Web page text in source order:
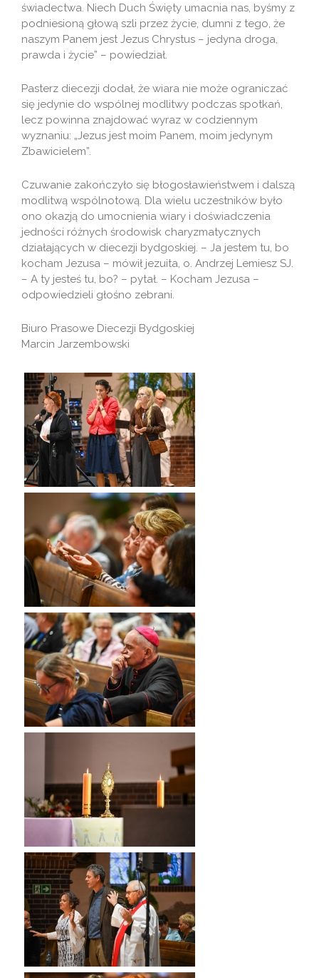
świadectwa. Niech Duch Święty umacnia nas, byśmy z
podniesioną głową szli przez życie, dumni z tego, że
naszym Panem jest Jezus Chrystus – jedyna droga,
prawda i życie” – powiedział.
Pasterz diecezji dodał, że wiara nie może ograniczać
się jedynie do wspólnej modlitwy podczas spotkań,
lecz powinna znajdować wyraz w codziennym
wyznaniu: „Jezus jest moim Panem, moim jedynym
Zbawicielem”.
Czuwanie zakończyło się błogosławieństwem i dalszą
modlitwą wspólnotową. Dla wielu uczestników było
ono okazją do umocnienia wiary i doświadczenia
jedności różnych środowisk charyzmatycznych
działających w diecezji bydgoskiej. – Ja jestem tu, bo
kocham Jezusa – mówił jezuita, o. Andrzej Lemiesz SJ.
– A ty jesteś tu, bo? – pytał. – Kocham Jezusa –
odpowiedzieli głośno zebrani.
Biuro Prasowe Diecezji Bydgoskiej
Marcin Jarzembowski